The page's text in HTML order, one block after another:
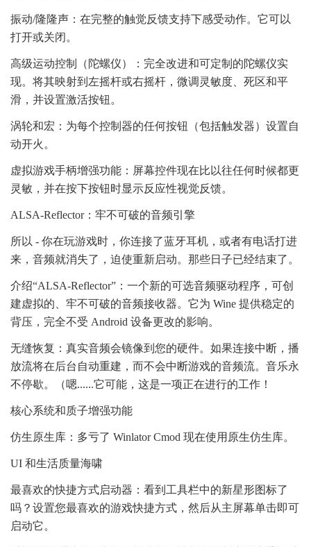
振动/隆隆声：在完整的触觉反馈支持下感受动作。它可以
打开或关闭。
高级运动控制（陀螺仪）：完全改进和可定制的陀螺仪实
现。将其映射到左摇杆或右摇杆，微调灵敏度、死区和平
滑，并设置激活按钮。
涡轮和宏：为每个控制器的任何按钮（包括触发器）设置自
动开火。
虚拟游戏手柄增强功能：屏幕控件现在比以往任何时候都更
灵敏，并在按下按钮时显示反应性视觉反馈。
ALSA-Reflector：牢不可破的音频引擎
所以 - 你在玩游戏时，你连接了蓝牙耳机，或者有电话打进
来，音频就消失了，迫使重新启动。那些日子已经结束了。
介绍“ALSA-Reflector”：一个新的可选音频驱动程序，可创
建虚拟的、牢不可破的音频接收器。它为 Wine 提供稳定的
背压，完全不受 Android 设备更改的影响。
无缝恢复：真实音频会镜像到您的硬件。如果连接中断，播
放流将在后台自动重建，而不会中断游戏的音频流。音乐永
不停歇。（嗯......它可能，这是一项正在进行的工作！
核心系统和质子增强功能
仿生原生库：多亏了 Winlator Cmod 现在使用原生仿生库。
UI 和生活质量海啸
最喜欢的快捷方式启动器：看到工具栏中的新星形图标了
吗？设置您最喜欢的游戏快捷方式，然后从主屏幕单击即可
启动它。